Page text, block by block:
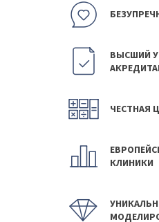
ВЫСШИЙ
ЧЕСТНАЯ
КЛИНИКИ